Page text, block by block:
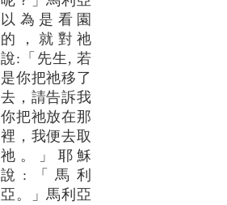
以為是看園
的，就對祂
說:「先生, 若
是你把祂移了
去，請告訴我
你把祂放在那
裡，我便去取
祂。」耶穌
說:「馬利
亞。」馬利亞